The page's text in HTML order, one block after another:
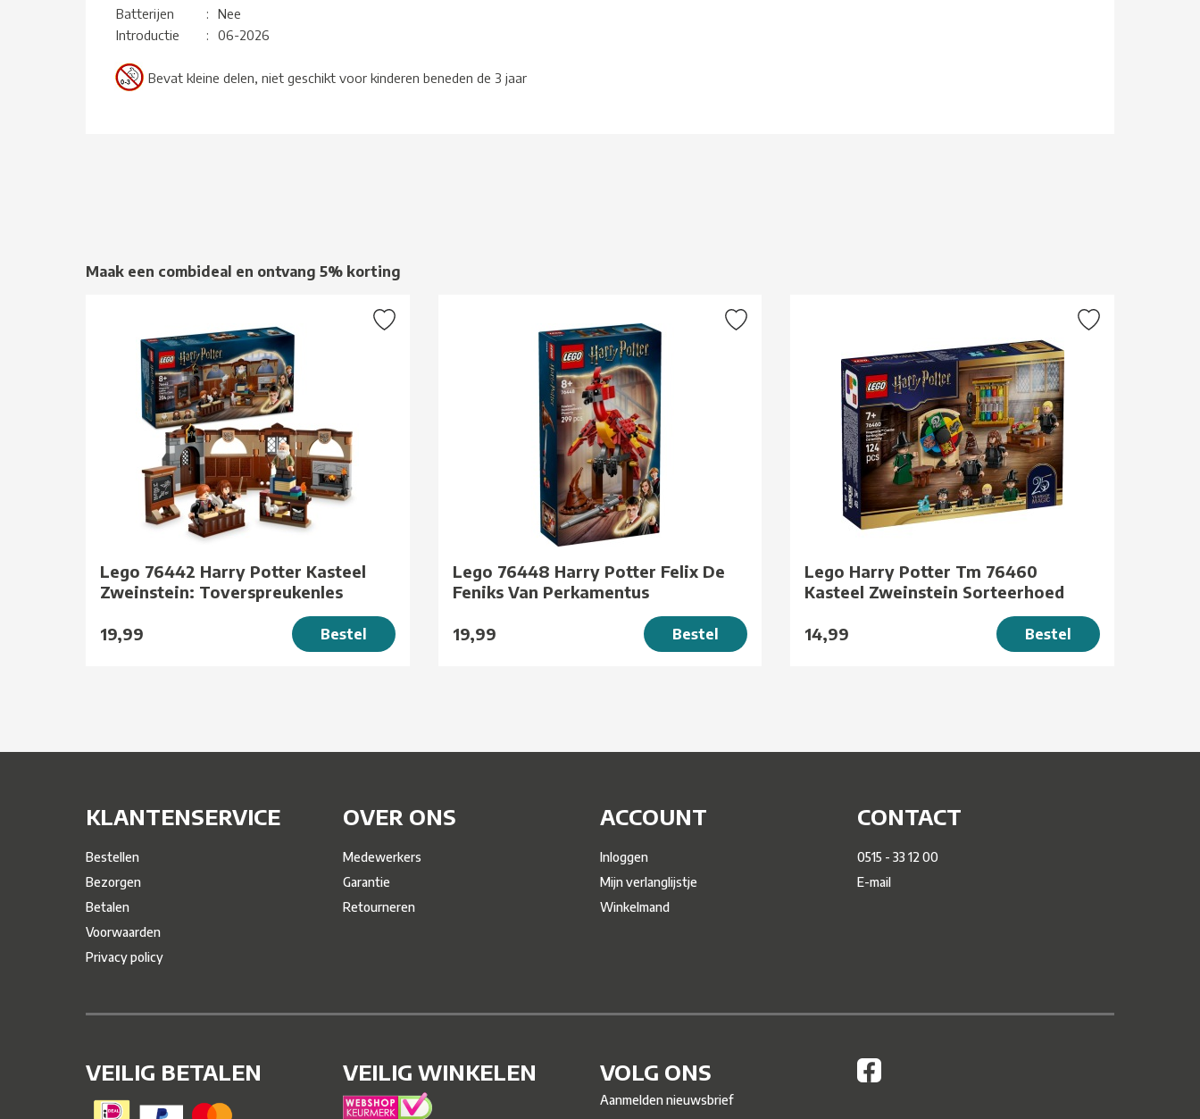
Batterijen
:
Nee
Introductie
: 06-2026
Bevat kleine delen, niet geschikt voor kinderen beneden de 3 jaar
Maak een combideal en ontvang 5% korting
Lego 76442 Harry Potter Kasteel
Zweinstein: Toverspreukenles
19,99 Bestel
Lego 76448 Harry Potter Felix De
Feniks Van Perkamentus
19,99 Bestel
Lego Harry Potter Tm 76460
Kasteel Zweinstein Sorteerhoed
14,99 Bestel
KLANTENSERVICE
Bestellen
Bezorgen
Betalen
Voorwaarden
Privacy policy
OVER ONS
Medewerkers
Garantie
Retourneren
ACCOUNT
Inloggen
Mijn verlanglijstje
Winkelmand
CONTACT
0515 - 33 12 00
E-mail
VEILIG BETALEN VEILIG WINKELEN VOLG ONS
Aanmelden nieuwsbrief